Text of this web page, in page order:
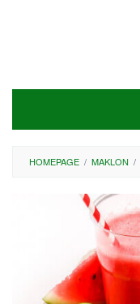
HOMEPAGE / MAKLON /